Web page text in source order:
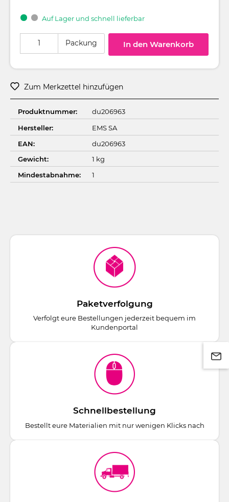
Auf Lager und schnell lieferbar
Packung In den Warenkorb
Zum Merkzettel hinzufügen
Produktnummer:
du206963
Hersteller:
EMS SA
EAN:
du206963
Gewicht:
1 kg
Mindestabnahme:
1
Paketverfolgung
Verfolgt eure Bestellungen jederzeit bequem im
Kundenportal
Schnellbestellung
Bestellt eure Materialien mit nur wenigen Klicks nach